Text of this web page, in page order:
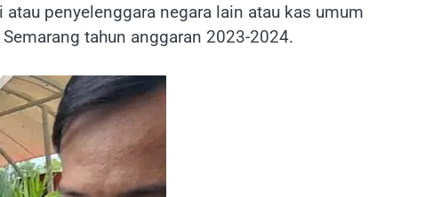
penyelenggara negara lain atau kas umum
Semarang tahun anggaran 2023-2024.